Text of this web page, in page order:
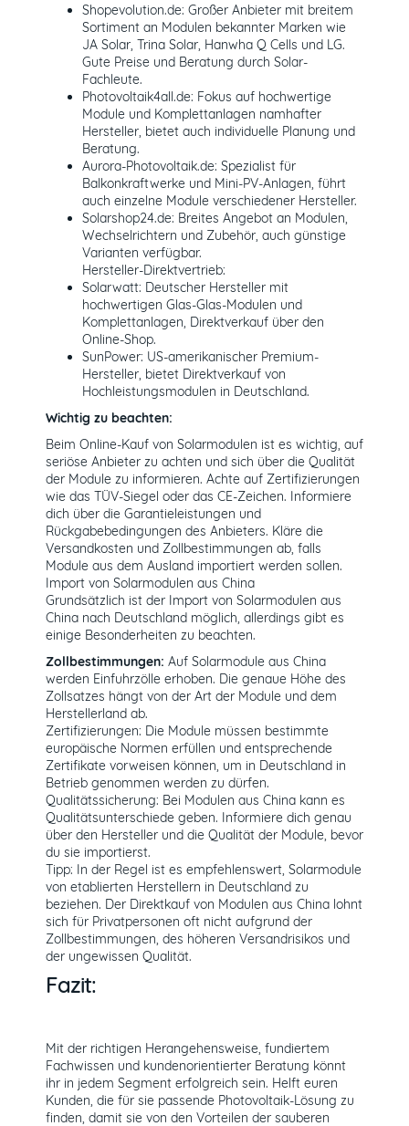
Shopevolution.de: Großer Anbieter mit breitem
Sortiment an Modulen bekannter Marken wie
JA Solar, Trina Solar, Hanwha Q Cells und LG.
Gute Preise und Beratung durch Solar-
Fachleute.
Photovoltaik4all.de: Fokus auf hochwertige
Module und Komplettanlagen namhafter
Hersteller, bietet auch individuelle Planung und
Beratung.
Aurora-Photovoltaik.de: Spezialist für
Balkonkraftwerke und Mini-PV-Anlagen, führt
auch einzelne Module verschiedener Hersteller.
Solarshop24.de: Breites Angebot an Modulen,
Wechselrichtern und Zubehör, auch günstige
Varianten verfügbar.
Hersteller-Direktvertrieb:
Solarwatt: Deutscher Hersteller mit
hochwertigen Glas-Glas-Modulen und
Komplettanlagen, Direktverkauf über den
Online-Shop.
SunPower: US-amerikanischer Premium-
Hersteller, bietet Direktverkauf von
Hochleistungsmodulen in Deutschland.
Wichtig zu beachten:
Beim Online-Kauf von Solarmodulen ist es wichtig, auf
seriöse Anbieter zu achten und sich über die Qualität
der Module zu informieren. Achte auf Zertifizierungen
wie das TÜV-Siegel oder das CE-Zeichen. Informiere
dich über die Garantieleistungen und
Rückgabebedingungen des Anbieters. Kläre die
Versandkosten und Zollbestimmungen ab, falls
Module aus dem Ausland importiert werden sollen.
Import von Solarmodulen aus China
Grundsätzlich ist der Import von Solarmodulen aus
China nach Deutschland möglich, allerdings gibt es
einige Besonderheiten zu beachten.
Zollbestimmungen: Auf Solarmodule aus China
werden Einfuhrzölle erhoben. Die genaue Höhe des
Zollsatzes hängt von der Art der Module und dem
Herstellerland ab.
Zertifizierungen: Die Module müssen bestimmte
europäische Normen erfüllen und entsprechende
Zertifikate vorweisen können, um in Deutschland in
Betrieb genommen werden zu dürfen.
Qualitätssicherung: Bei Modulen aus China kann es
Qualitätsunterschiede geben. Informiere dich genau
über den Hersteller und die Qualität der Module, bevor
du sie importierst.
Tipp: In der Regel ist es empfehlenswert, Solarmodule
von etablierten Herstellern in Deutschland zu
beziehen. Der Direktkauf von Modulen aus China lohnt
sich für Privatpersonen oft nicht aufgrund der
Zollbestimmungen, des höheren Versandrisikos und
der ungewissen Qualität.
Fazit:
Mit der richtigen Herangehensweise, fundiertem
Fachwissen und kundenorientierter Beratung könnt
ihr in jedem Segment erfolgreich sein. Helft euren
Kunden, die für sie passende Photovoltaik-Lösung zu
finden, damit sie von den Vorteilen der sauberen